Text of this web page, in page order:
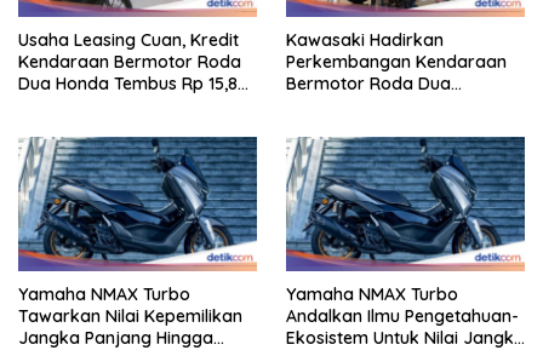
Usaha Leasing Cuan, Kredit
Kendaraan Bermotor Roda
Dua Honda Tembus Rp 15,8
Kawasaki Hadirkan
Perkembangan Kendaraan
Bermotor Roda Dua
Yamaha NMAX Turbo
Tawarkan Nilai Kepemilikan
Jangka Panjang Hingga
Yamaha NMAX Turbo
Andalkan Ilmu Pengetahuan-
Ekosistem Untuk Nilai Jangka